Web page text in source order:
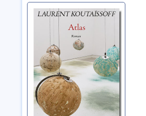
Atlas:roman
Koutaïssoff, Laurent